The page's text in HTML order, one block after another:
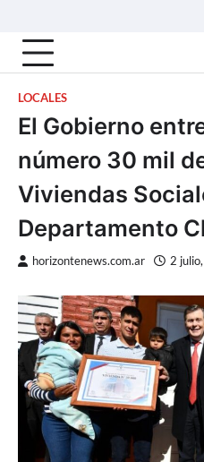
content
LOCALES
El Gobierno
número 30 mil
Viviendas
Departamento
horizontenews.com.ar 2